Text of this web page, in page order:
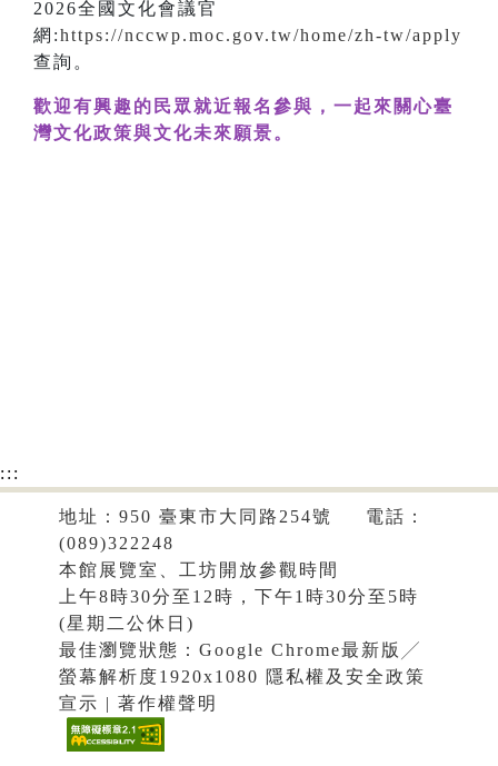
2026全國文化會議官
網:https://nccwp.moc.gov.tw/home/zh-tw/apply
查詢。
歡迎有興趣的民眾就近報名參與，一起來關心臺
灣文化政策與文化未來願景。
:::
地址：950 臺東市大同路254號 電話：
(089)322248
本館展覽室、工坊開放參觀時間
上午8時30分至12時，下午1時30分至5時
(星期二公休日)
最佳瀏覽狀態：Google Chrome最新版╱
螢幕解析度1920x1080 隱私權及安全政策
宣示 | 著作權聲明